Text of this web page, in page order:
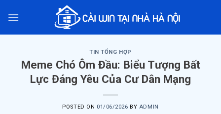
TIN TỔNG HỢP
Meme Chó Ôm Đầu: Biểu Tượng Bất
Lực Đáng Yêu Của Cư Dân Mạng
POSTED ON 01/06/2026 BY ADMIN